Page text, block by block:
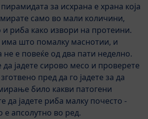
за исхрана е храна која
само во мали количини,
и риба како извори на протеини.
што помалку маснотии, и
не е повеќе од два пати неделно.
јадете сирово месо и проверете
пред да го јадете за да
било какви патогени
да јадете риба малку почесто -
е апсолутно во ред.